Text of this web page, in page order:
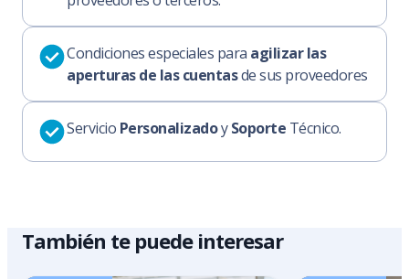
Condiciones especiales para agilizar las
aperturas de las cuentasde sus proveedores
Servicio PersonalizadoySoporte Técnico.
También te puede interesar